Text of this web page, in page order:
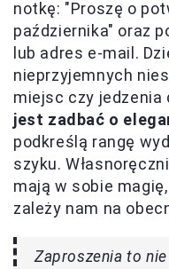
notkę: "Proszę o
października" oraz
lub adres e-mail.
nieprzyjemnych
miejsc czy jedzenia
jest zadbać o
podkreślą rangę
szyku.
mają w sobie
zależy nam na
Zaproszenia to